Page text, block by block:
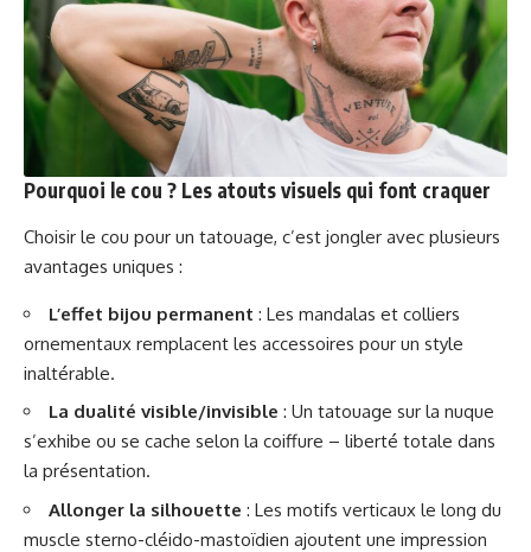
Pourquoi le cou ? Les atouts visuels qui font craquer
Choisir le cou pour un tatouage, c’est jongler avec plusieurs
avantages uniques :
L’effet bijou permanent : Les mandalas et colliers
ornementaux remplacent les accessoires pour un style
inaltérable.
La dualité visible/invisible : Un tatouage sur la nuque
s’exhibe ou se cache selon la coiffure – liberté totale dans
la présentation.
Allonger la silhouette : Les motifs verticaux le long du
muscle sterno-cléido-mastoïdien ajoutent une impression